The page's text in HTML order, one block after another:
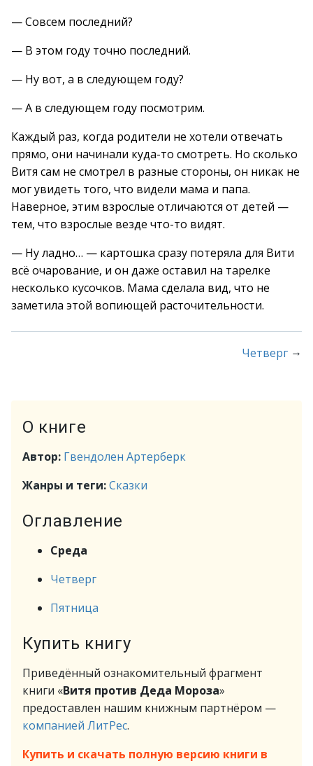
— Совсем последний?
— В этом году точно последний.
— Ну вот, а в следующем году?
— А в следующем году посмотрим.
Каждый раз, когда родители не хотели отвечать
прямо, они начинали куда-то смотреть. Но сколько
Витя сам не смотрел в разные стороны, он никак не
мог увидеть того, что видели мама и папа.
Наверное, этим взрослые отличаются от детей —
тем, что взрослые везде что-то видят.
— Ну ладно… — картошка сразу потеряла для Вити
всё очарование, и он даже оставил на тарелке
несколько кусочков. Мама сделала вид, что не
заметила этой вопиющей расточительности.
Четверг →
О книге
Автор: Гвендолен Артерберк
Жанры и теги:Сказки
Оглавление
Среда
Четверг
Пятница
Купить книгу
Приведённый ознакомительный фрагмент
книги «Витя против Деда Мороза»
предоставлен нашим книжным партнёром —
компанией ЛитРес.
Купить и скачать полную версию книги в